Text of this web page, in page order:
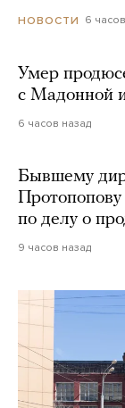
НОВОСТИ 6
Умер
с Мадонной
6 часов назад
Бывшему
Протопопову
по делу о
9 часов назад